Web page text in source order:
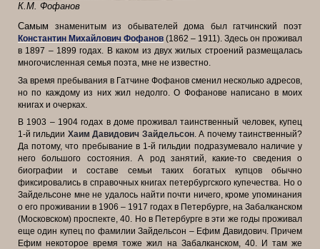
К.М. Фофанов
Самым знаменитым из обывателей дома был гатчинский поэт
Константин Михайлович Фофанов (1862 – 1911). Здесь он проживал
в 1897 – 1899 годах. В каком из двух жилых строений размещалась
многочисленная семья поэта, мне не известно.
За время пребывания в Гатчине Фофанов сменил несколько адресов,
но по каждому из них жил недолго. О Фофанове написано в моих
книгах и очерках.
В 1903 – 1904 годах в доме проживал таинственный человек, купец
1-й гильдии Хаим Давидович Зайдельсон. А почему таинственный?
Да потому, что пребывание в 1-й гильдии подразумевало наличие у
него большого состояния. А род занятий, какие-то сведения о
биографии и составе семьи таких богатых купцов обычно
фиксировались в справочных книгах петербургского купечества. Но о
Зайдельсоне мне не удалось найти почти ничего, кроме упоминания
о его проживании в 1906 – 1917 годах в Петербурге, на Забалканском
(Московском) проспекте, 40. Но в Петербурге в эти же годы проживал
еще один купец по фамилии Зайдельсон – Ефим Давидович. Причем
Ефим некоторое время тоже жил на Забалканском, 40. И там же